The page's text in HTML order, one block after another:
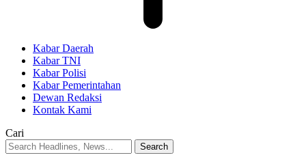
Kabar Daerah
Kabar TNI
Kabar Polisi
Kabar Pemerintahan
Dewan Redaksi
Kontak Kami
Cari